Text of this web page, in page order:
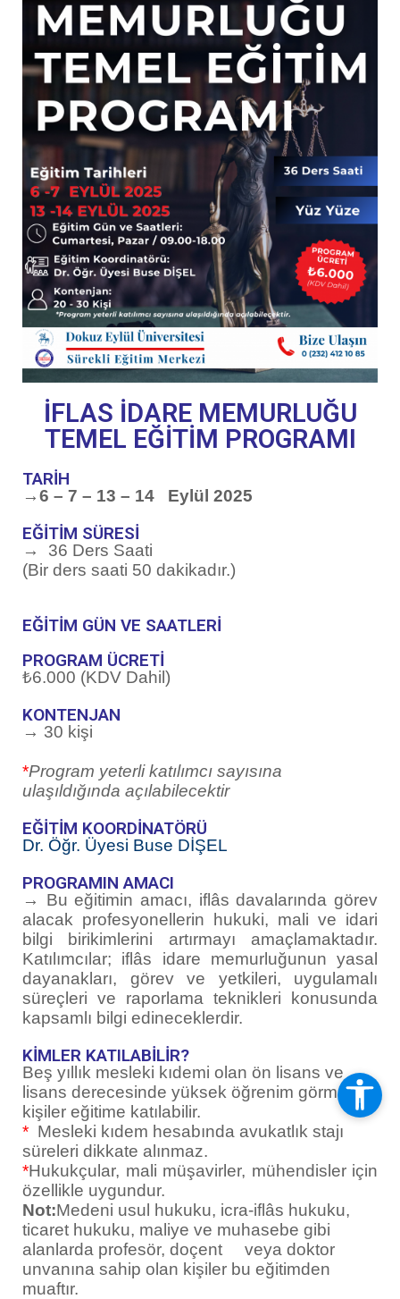
İFLAS İDARE MEMURLUĞU
TEMEL EĞİTİM PROGRAMI
TARİH
→6 – 7 – 13 – 14 Eylül 2025
EĞİTİM SÜRESİ
→ 36 Ders Saati
(Bir ders saati 50 dakikadır.)
EĞİTİM GÜN VE SAATLERİ
PROGRAM ÜCRETİ
₺6.000 (KDV Dahil)
KONTENJAN
→ 30 kişi
*Program yeterli katılımcı sayısına
ulaşıldığında açılabilecektir
EĞİTİM KOORDİNATÖRÜ
Dr. Öğr. Üyesi Buse DİŞEL
PROGRAMIN AMACI
→ Bu eğitimin amacı, iflâs davalarında görev
alacak profesyonellerin hukuki, mali ve idari
bilgi birikimlerini artırmayı amaçlamaktadır.
Katılımcılar; iflâs idare memurluğunun yasal
dayanakları, görev ve yetkileri, uygulamalı
süreçleri ve raporlama teknikleri konusunda
kapsamlı bilgi edineceklerdir.
KİMLER KATILABİLİR?
Beş yıllık mesleki kıdemi olan ön lisans ve
lisans derecesinde yüksek öğrenim görmüş
kişiler eğitime katılabilir.
* Mesleki kıdem hesabında avukatlık stajı
süreleri dikkate alınmaz.
*Hukukçular, mali müşavirler, mühendisler için
özellikle uygundur.
Not:Medeni usul hukuku, icra-iflâs hukuku,
ticaret hukuku, maliye ve muhasebe gibi
alanlarda profesör, doçent veya doktor
unvanına sahip olan kişiler bu eğitimden
muaftır.